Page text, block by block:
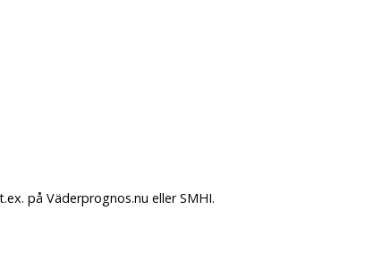
på Väderprognos.nu eller SMHI.